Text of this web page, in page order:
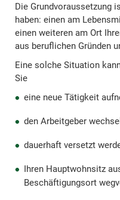
Die Grundvoraussetzung
haben: einen am
einen weiteren am Ort
aus beruflichen Gründen
Eine solche Situation
Sie
eine neue Tätigkeit
den Arbeitgeber
dauerhaft versetzt
Ihren Hauptwohnsitz
Beschäftigungsort